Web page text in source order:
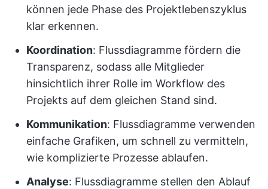
können jede Phase des Projektlebenszyklus
klar erkennen.
Koordination: Flussdiagramme fördern die
Transparenz, sodass alle Mitglieder
hinsichtlich ihrer Rolle im Workflow des
Projekts auf dem gleichen Stand sind.
Kommunikation: Flussdiagramme verwenden
einfache Grafiken, um schnell zu vermitteln,
wie komplizierte Prozesse ablaufen.
Analyse: Flussdiagramme stellen den Ablauf